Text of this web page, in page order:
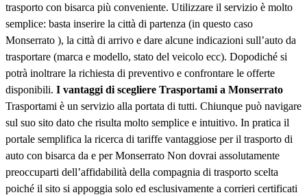
trasporto con bisarca più conveniente. Utilizzare il servizio è molto
semplice: basta inserire la città di partenza (in questo caso
Monserrato ), la città di arrivo e dare alcune indicazioni sull’auto da
trasportare (marca e modello, stato del veicolo ecc). Dopodiché si
potrà inoltrare la richiesta di preventivo e confrontare le offerte
disponibili. I vantaggi di scegliere Trasportami a Monserrato
Trasportami è un servizio alla portata di tutti. Chiunque può navigare
sul suo sito dato che risulta molto semplice e intuitivo. In pratica il
portale semplifica la ricerca di tariffe vantaggiose per il trasporto di
auto con bisarca da e per Monserrato Non dovrai assolutamente
preoccuparti dell’affidabilità della compagnia di trasporto scelta
poiché il sito si appoggia solo ed esclusivamente a corrieri certificati